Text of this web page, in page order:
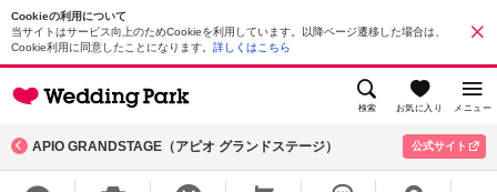
Cookieの利用について
当サイトはサービス向上のためCookieを利用しています。以降ページ遷移した場合は、
Cookie利用に同意したことになります。 詳しくはこちら
検索 お気に入り メニュー
APIO GRANDSTAGE（アピオ グランドステージ） 公式サイト